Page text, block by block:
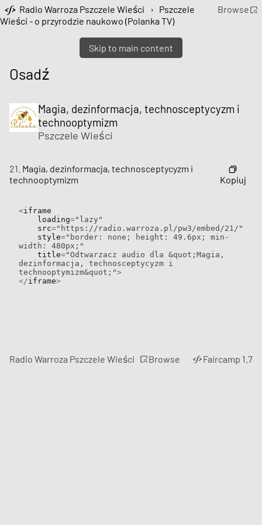
Skip to main content
Radio Warroza Pszczele Wieści › Pszczele
Wieści - o przyrodzie naukowo (Polanka TV)
Browse
Osadź
Magia, dezinformacja, technosceptycyzm i
technooptymizm
Pszczele Wieści
21. Magia, dezinformacja, technosceptycyzm i
technooptymizm
Kopiuj
<iframe
    loading
="lazy"
    src
="https://radio.warroza.pl/pw3/embed/21/"
    style
="border: none; height: 49.6px; min-
width: 480px;"
    title
="Odtwarzacz audio dla &quot;Magia,
dezinformacja, technosceptycyzm i
technooptymizm&quot;">
</iframe>
Radio Warroza Pszczele Wieści Browse Faircamp 1.7